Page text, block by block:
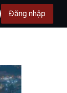
Đăng nhập